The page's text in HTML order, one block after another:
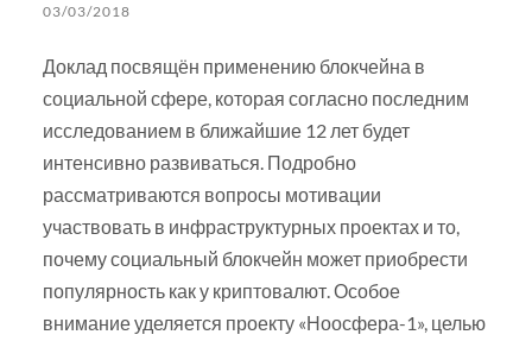
03/03/2018
Доклад посвящён применению блокчейна в
социальной сфере, которая согласно последним
исследованием в ближайшие 12 лет будет
интенсивно развиваться. Подробно
рассматриваются вопросы мотивации
участвовать в инфраструктурных проектах и то,
почему социальный блокчейн может приобрести
популярность как у криптовалют. Особое
внимание уделяется проекту «Ноосфера-1», целью